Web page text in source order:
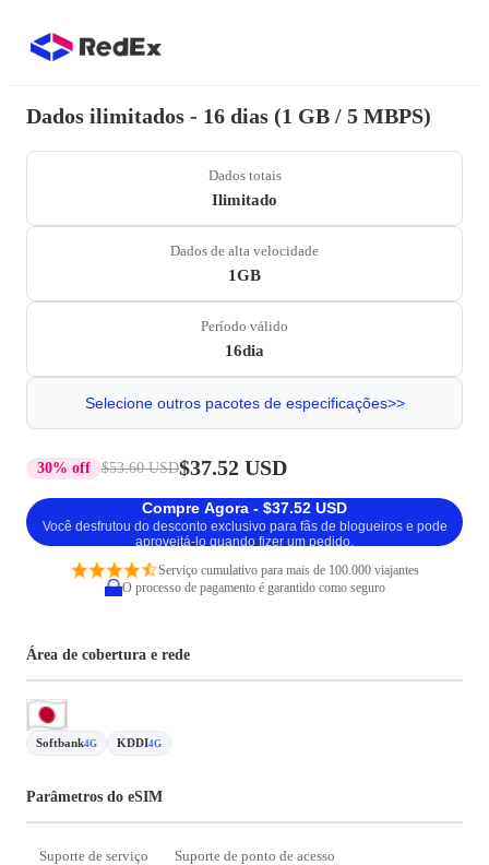
Dados ilimitados - 16 dias (1 GB / 5 MBPS)
Dados totais
Ilimitado
Dados de alta velocidade
1GB
Período válido
16dia
Selecione outros pacotes de especificações>>
30% off $53.60 USD$37.52 USD
Compre Agora - $37.52 USD
Você desfrutou do desconto exclusivo para fãs de blogueiros e pode
aproveitá-lo quando fizer um pedido.
Serviço cumulativo para mais de 100.000 viajantes
O processo de pagamento é garantido como seguro
Área de cobertura e rede
Softbank4G KDDI4G
Parâmetros do eSIM
Suporte de serviço
Suporte de ponto de acesso